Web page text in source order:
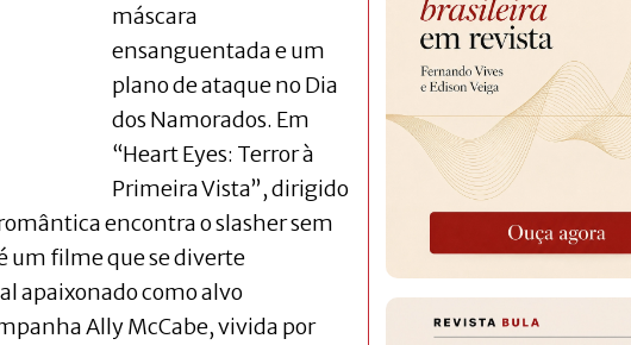
máscara
ensanguentada e um
plano de ataque no Dia
dos Namorados. Em
“Heart Eyes: Terror à
Primeira Vista”, dirigido
encontra o slasher sem
um filme que se diverte
apaixonado como alvo
Ally McCabe, vivida por